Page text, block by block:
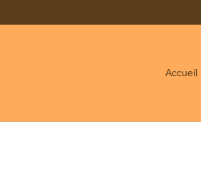
Accueil